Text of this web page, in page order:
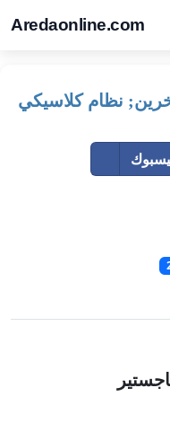
Aredaonline.com
نظام كلاسيكي